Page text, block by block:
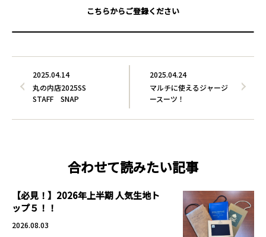
こちらからご登録ください
2025.04.24
マルチに使えるジャージ
ースーツ！
2025.04.14
丸の内店2025SS
STAFF SNAP
合わせて読みたい記事
【必見！】2026年上半期 人気生地ト
ップ５！！
2026.08.03